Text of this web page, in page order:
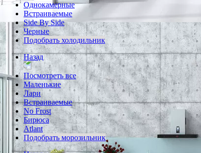
Однокамерные
Встраиваемые
Side By Side
Черные
Подобрать холодильник
Назад
Посмотреть все
Маленькие
Лари
Встраиваемые
No Frost
Бирюса
Atlant
Подобрать морозильник